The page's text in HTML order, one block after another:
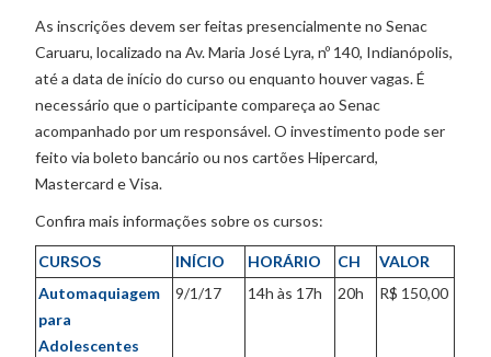
As inscrições devem ser feitas presencialmente no Senac
Caruaru, localizado na Av. Maria José Lyra, nº 140, Indianópolis,
até a data de início do curso ou enquanto houver vagas. É
necessário que o participante compareça ao Senac
acompanhado por um responsável. O investimento pode ser
feito via boleto bancário ou nos cartões Hipercard,
Mastercard e Visa.
Confira mais informações sobre os cursos:
CURSOS INÍCIO HORÁRIO CH
VALOR
Automaquiagem
para
Adolescentes
9/1/17 14h às 17h 20h R$ 150,00